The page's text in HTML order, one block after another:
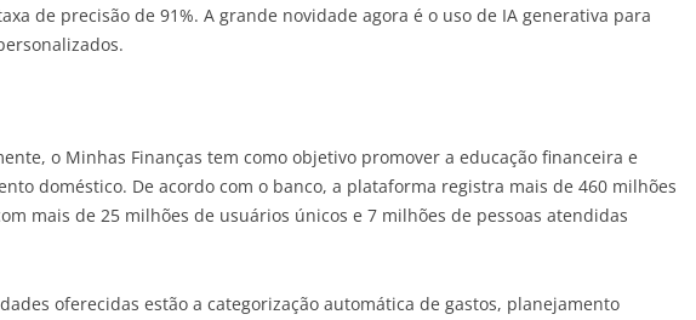
de precisão de 91%. A grande novidade agora é o uso de IA generativa para
o Minhas Finanças tem como objetivo promover a educação financeira e
doméstico. De acordo com o banco, a plataforma registra mais de 460 milhões
mais de 25 milhões de usuários únicos e 7 milhões de pessoas atendidas
oferecidas estão a categorização automática de gastos, planejamento